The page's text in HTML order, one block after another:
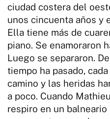
ciudad costera del
unos cincuenta años y
Ella tiene más de
piano. Se enamoraron
Luego se separaron.
tiempo ha pasado,
camino y las heridas
a poco. Cuando
respiro en un